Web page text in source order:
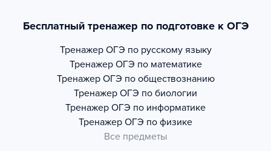
Бесплатный тренажер по подготовке к ОГЭ
Тренажер ОГЭ по русскому языку
Тренажер ОГЭ по математике
Тренажер ОГЭ по обществознанию
Тренажер ОГЭ по биологии
Тренажер ОГЭ по информатике
Тренажер ОГЭ по физике
Все предметы